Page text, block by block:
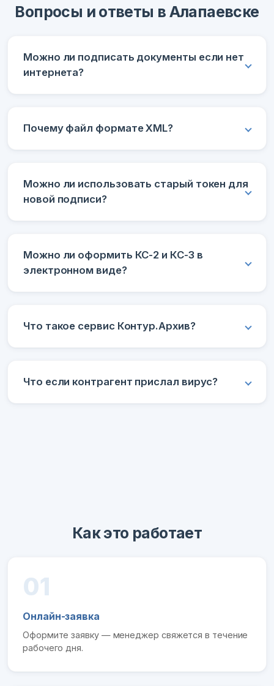
Вопросы и ответы в Алапаевске
Можно ли подписать документы если нет
интернета?
Почему файл формате XML?
Можно ли использовать старый токен для
новой подписи?
Можно ли оформить КС-2 и КС-3 в
электронном виде?
Что такое сервис Контур.Архив?
Что если контрагент прислал вирус?
Как это работает
01
Онлайн-заявка
Оформите заявку — менеджер свяжется в течение
рабочего дня.